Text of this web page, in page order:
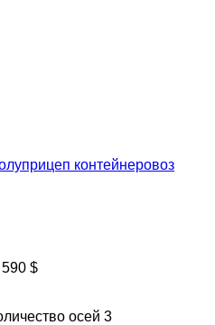
контейнеровоз
$
осей 3